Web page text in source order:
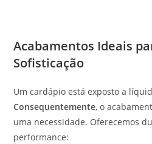
Acabamentos Ideais
Sofisticação
Um cardápio está exposto a
Consequentemente, o
uma necessidade. Oferecemos
performance: